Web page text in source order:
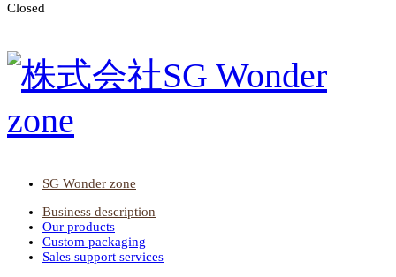
Closed
SG Wonder zone
Business description
Our products
Custom packaging
Sales support services